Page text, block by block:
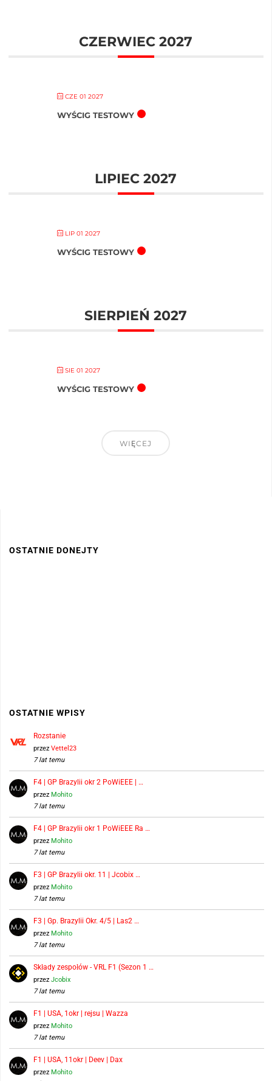
CZERWIEC 2027
CZE 01 2027
WYŚCIG TESTOWY
LIPIEC 2027
LIP 01 2027
WYŚCIG TESTOWY
SIERPIEŃ 2027
SIE 01 2027
WYŚCIG TESTOWY
WIĘCEJ
OSTATNIE DONEJTY
OSTATNIE WPISY
Rozstanie
przez Vettel23
7 lat temu
F4 | GP Brazylii okr 2 PoWiEEE | …
przez Mohito
7 lat temu
F4 | GP Brazylii okr 1 PoWiEEE Ra …
przez Mohito
7 lat temu
F3 | GP Brazylii okr. 11 | Jcobix …
przez Mohito
7 lat temu
F3 | Gp. Brazylii Okr. 4/5 | Las2 …
przez Mohito
7 lat temu
Składy zespołów - VRL F1 (Sezon 1 …
przez Jcobix
7 lat temu
F1 | USA, 1okr | rejsu | Wazza
przez Mohito
7 lat temu
F1 | USA, 11okr | Deev | Dax
przez Mohito